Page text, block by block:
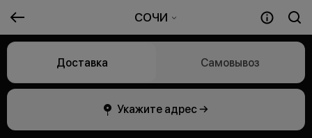
СОЧИ
Доставка Самовывоз
Укажите адрес →